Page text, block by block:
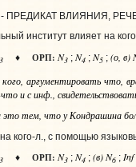
ПРЕДИКАТ ВЛИЯНИЯ,
институт влияет на
♦ ОРП: N3;N4;N5;(о, в)
кого , аргументироватьчто ,
и с инф. ,
тем, что у Кондрашина
кого‑л., с помощью
♦ ОРП: N3;N4;(в) N6;Inf